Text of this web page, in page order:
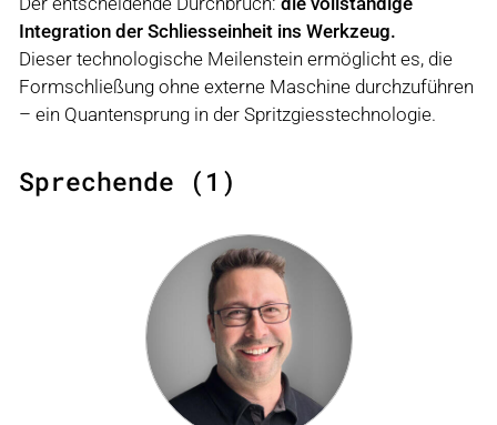
Integration der Schliesseinheit ins Werkzeug.
Dieser technologische Meilenstein ermöglicht es, die
Formschließung ohne externe Maschine durchzuführen
– ein Quantensprung in der Spritzgiesstechnologie.
Sprechende (1)